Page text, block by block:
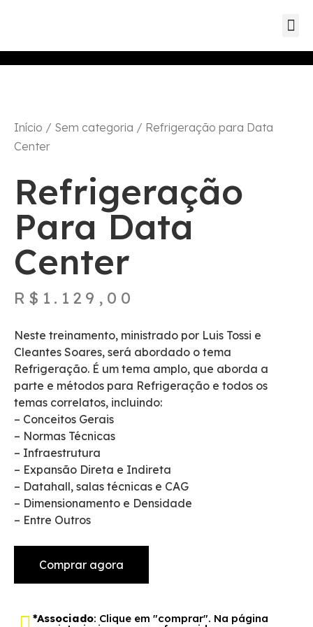
Início / Sem categoria / Refrigeração para Data
Center
Refrigeração
Para Data
Center
R$ 1.129,00
Neste treinamento, ministrado por Luis Tossi e
Cleantes Soares, será abordado o tema
Refrigeração. É um tema amplo, que aborda a
parte e métodos para Refrigeração e todos os
temas correlatos, incluindo:
– Conceitos Gerais
– Normas Técnicas
– Infraestrutura
– Expansão Direta e Indireta
– Datahall, salas técnicas e CAG
– Dimensionamento e Densidade
– Entre Outros
Comprar agora
*Associado: Clique em "comprar". Na página